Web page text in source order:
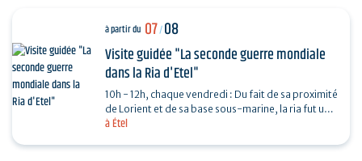
à Étel
à partir du 07/08
Visite guidée "La seconde guerre mondiale
dans la Ria d'Etel"
10h - 12h, chaque vendredi : Du fait de sa proximité
de Lorient et de sa base sous-marine, la ria fut un
enjeu important de la seconde guerre mondiale.…